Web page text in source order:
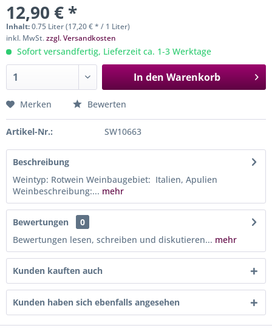
12,90 € *
Inhalt:0.75 Liter (17,20 € * / 1 Liter)
inkl. MwSt.zzgl. Versandkosten
Sofort versandfertig, Lieferzeit ca. 1-3 Werktage
In den Warenkorb
Merken Bewerten
Artikel-Nr.: SW10663
Beschreibung
Weintyp: Rotwein Weinbaugebiet: Italien, Apulien
Weinbeschreibung:... mehr
Bewertungen
0
Bewertungen lesen, schreiben und diskutieren... mehr
Kunden kauften auch
Kunden haben sich ebenfalls angesehen